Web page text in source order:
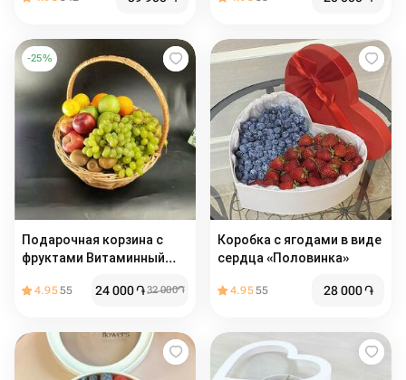
-25%
Подарочная корзина с
фруктами Витаминный
4.9555 24 000֏32 000֏
Коробка с ягодами в виде
сердца «Половинка»
4.9555 28 000֏